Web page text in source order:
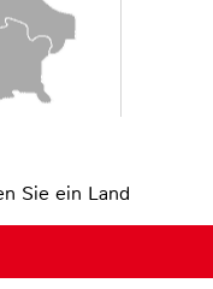
Sie ein Land